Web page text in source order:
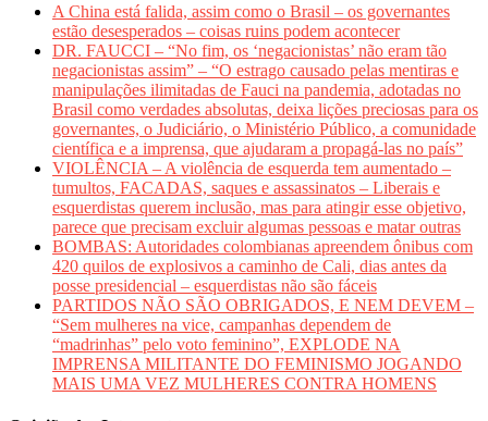
A China está falida, assim como o Brasil – os governantes
estão desesperados – coisas ruins podem acontecer
DR. FAUCCI – “No fim, os ‘negacionistas’ não eram tão
negacionistas assim” – “O estrago causado pelas mentiras e
manipulações ilimitadas de Fauci na pandemia, adotadas no
Brasil como verdades absolutas, deixa lições preciosas para os
governantes, o Judiciário, o Ministério Público, a comunidade
científica e a imprensa, que ajudaram a propagá-las no país”
VIOLÊNCIA – A violência de esquerda tem aumentado –
tumultos, FACADAS, saques e assassinatos – Liberais e
esquerdistas querem inclusão, mas para atingir esse objetivo,
parece que precisam excluir algumas pessoas e matar outras
BOMBAS: Autoridades colombianas apreendem ônibus com
420 quilos de explosivos a caminho de Cali, dias antes da
posse presidencial – esquerdistas não são fáceis
PARTIDOS NÃO SÃO OBRIGADOS, E NEM DEVEM –
“Sem mulheres na vice, campanhas dependem de
“madrinhas” pelo voto feminino”, EXPLODE NA
IMPRENSA MILITANTE DO FEMINISMO JOGANDO
MAIS UMA VEZ MULHERES CONTRA HOMENS